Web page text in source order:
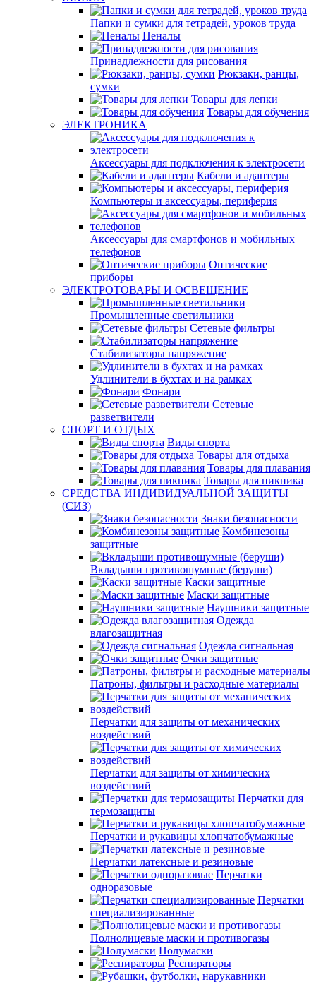
Папки и сумки для тетрадей, уроков труда
Пеналы
Принадлежности для рисования
Рюкзаки, ранцы,
сумки
Товары для лепки
Товары для обучения
ЭЛЕКТРОНИКА
Аксессуары для подключения к электросети
Кабели и адаптеры
Компьютеры и аксессуары, периферия
Аксессуары для смартфонов и мобильных
телефонов
Оптические
приборы
ЭЛЕКТРОТОВАРЫ И ОСВЕЩЕНИЕ
Промышленные светильники
Сетевые фильтры
Стабилизаторы напряжение
Удлинители в бухтах и на рамках
Фонари
Сетевые
разветвители
СПОРТ И ОТДЫХ
Виды спорта
Товары для отдыха
Товары для плавания
Товары для пикника
СРЕДСТВА ИНДИВИДУАЛЬНОЙ ЗАЩИТЫ
(СИЗ)
Знаки безопасности
Комбинезоны
защитные
Вкладыши противошумные (беруши)
Каски защитные
Маски защитные
Наушники защитные
Одежда
влагозащитная
Одежда сигнальная
Очки защитные
Патроны, фильтры и расходные материалы
Перчатки для защиты от механических
воздействий
Перчатки для защиты от химических
воздействий
Перчатки для
термозащиты
Перчатки и рукавицы хлопчатобумажные
Перчатки латексные и резиновые
Перчатки
одноразовые
Перчатки
специализированные
Полнолицевые маски и противогазы
Полумаски
Респираторы